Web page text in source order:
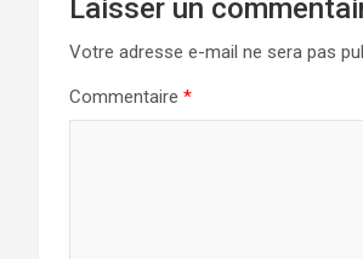
Laisser un
Votre adresse e-mail ne sera pas
Commentaire *